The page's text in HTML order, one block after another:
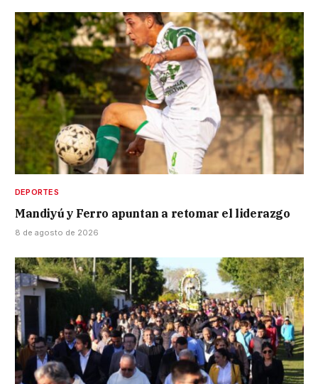
DEPORTES
Mandiyú y Ferro apuntan a retomar el liderazgo
8 de agosto de 2026